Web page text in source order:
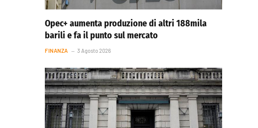
Opec+ aumenta produzione di altri 188mila
barili e fa il punto sul mercato
FINANZA 3 Agosto 2026